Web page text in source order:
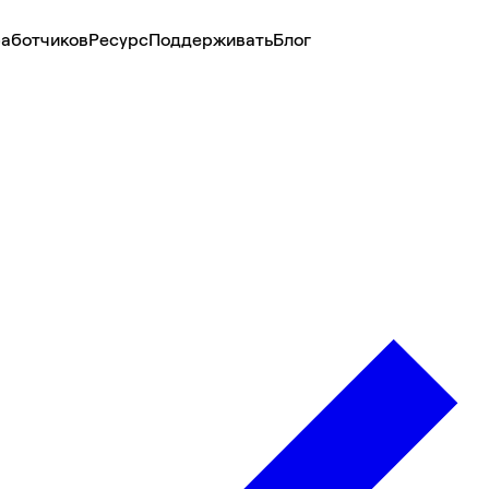
РесурсПоддерживатьБлог